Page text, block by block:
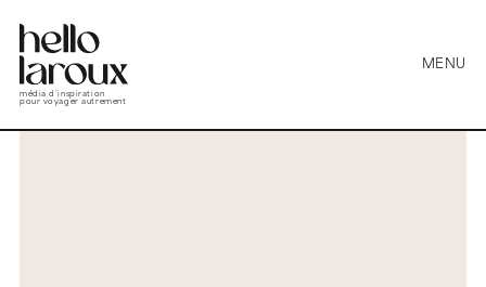
média d’inspiration
pour voyager autrement
MENU